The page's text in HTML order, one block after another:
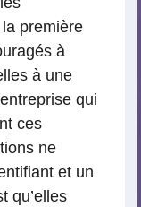
première
à
à une
qui
ces
ne
et un
qu’elles